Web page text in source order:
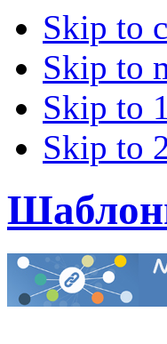
Skip to
Skip to
Skip to
Skip to